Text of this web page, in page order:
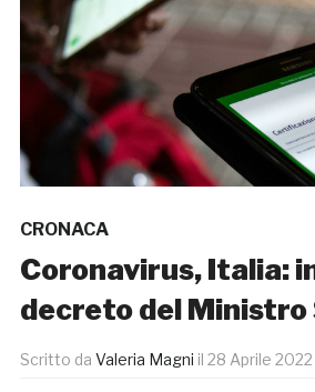
CRONACA
Coronavirus, Italia:
decreto del Ministro
Scritto da Valeria Magni il 28 Aprile 2022